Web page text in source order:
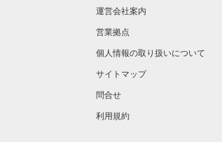
運営会社案内
営業拠点
個人情報の取り扱いについて
サイトマップ
問合せ
利用規約